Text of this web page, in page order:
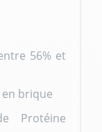
56% et
en brique
Protéine